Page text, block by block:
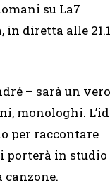
su La7
diretta alle
– sarà un
monologhi.
per raccontare
porterà in studio
canzone.